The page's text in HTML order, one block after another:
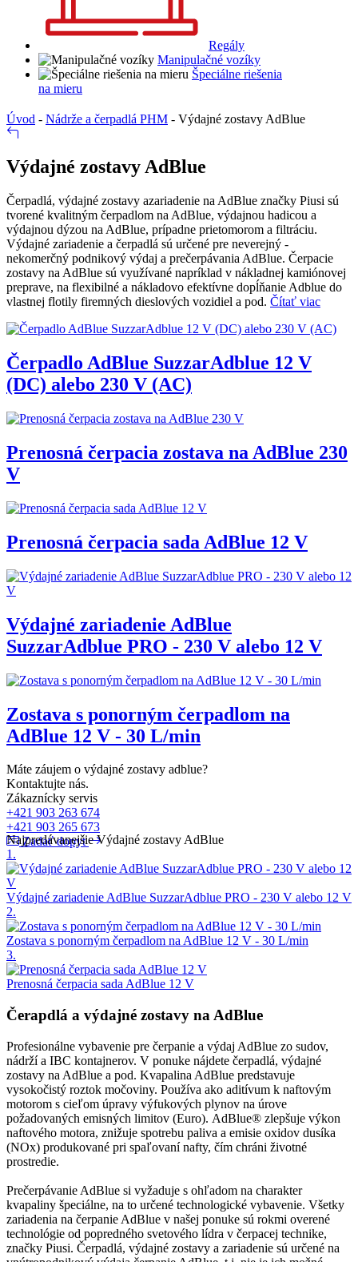
Regály
Manipulačné vozíky
Špeciálne riešenia
na mieru
Úvod - Nádrže a čerpadlá PHM - Výdajné zostavy AdBlue
Výdajné zostavy AdBlue
Čerpadlá, výdajné zostavy azariadenie na AdBlue značky Piusi sú
tvorené kvalitným čerpadlom na AdBlue, výdajnou hadicou a
výdajnou dýzou na AdBlue, prípadne prietomorom a filtráciu.
Výdajné zariadenie a čerpadlá sú určené pre neverejný -
nekomerčný podnikový výdaj a prečerpávania AdBlue. Čerpacie
zostavy na AdBlue sú využívané napríklad v nákladnej kamiónovej
preprave, na flexibilné a nákladovo efektívne dopĺňanie Adblue do
vlastnej flotily firemných dieslových vozidiel a pod. Čítať viac
Čerpadlo AdBlue SuzzarAdblue 12 V
(DC) alebo 230 V (AC)
Prenosná čerpacia zostava na AdBlue 230
V
Prenosná čerpacia sada AdBlue 12 V
Výdajné zariadenie AdBlue
SuzzarAdblue PRO - 230 V alebo 12 V
Zostava s ponorným čerpadlom na
AdBlue 12 V - 30 L/min
Máte záujem o výdajné zostavy adblue?
Kontaktujte nás.
Zákaznícky servis
+421 903 263 674
+421 903 265 673
Zadať dopyt
Najpredávanejšie Výdajné zostavy AdBlue
1.
Výdajné zariadenie AdBlue SuzzarAdblue PRO - 230 V alebo 12 V
2.
Zostava s ponorným čerpadlom na AdBlue 12 V - 30 L/min
3.
Prenosná čerpacia sada AdBlue 12 V
Čerapdlá a výdajné zostavy na AdBlue
Profesionálne vybavenie pre čerpanie a výdaj AdBlue zo sudov,
nádrží a IBC kontajnerov. V ponuke nájdete čerpadlá, výdajné
zostavy na AdBlue a pod. Kvapalina AdBlue predstavuje
vysokočistý roztok močoviny. Používa ako aditívum k naftovým
motorom s cieľom úpravy výfukových plynov na úrove
požadovaných emisných limitov (Euro). AdBlue® zlepšuje výkon
naftového motora, znižuje spotrebu paliva a emisie oxidov dusíka
(NOx) produkované pri spaľovaní nafty, čím chráni životné
prostredie.
Prečerpávanie AdBlue si vyžaduje s ohľadom na charakter
kvapaliny špeciálne, na to určené technologické vybavenie. Všetky
zariadenia na čerpanie AdBlue v našej ponuke sú rokmi overené
technológie od popredného svetového lídra v čerpacej technike,
značky Piusi. Čerpadlá, výdajné zostavy a zariadenie sú určené na